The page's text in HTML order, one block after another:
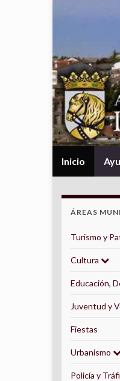
Inicio
ÁREAS
Turismo y
Cultura
Educación,
Juventud y
Fiestas
Urbanismo
Policía y